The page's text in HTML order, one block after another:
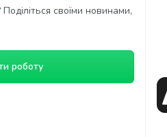
своїми новинами,
роботу